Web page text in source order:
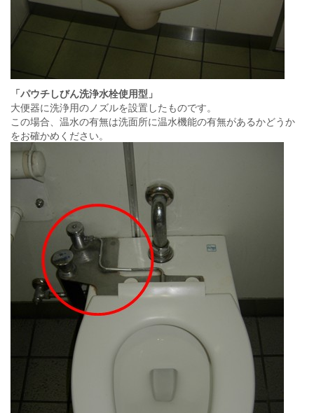
「パウチしびん洗浄水栓使用型」
大便器に洗浄用のノズルを設置したものです。
この場合、温水の有無は洗面所に温水機能の有無があるかどうか
をお確かめください。